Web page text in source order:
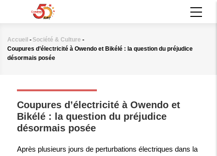
principal
Fil
d'Ariane
Accueil - Société & Culture -
Coupures d’électricité à Owendo et Bikélé : la question du préjudice
désormais posée
Coupures d’électricité à Owendo et
Bikélé : la question du préjudice
désormais posée
Après plusieurs jours de perturbations électriques dans la